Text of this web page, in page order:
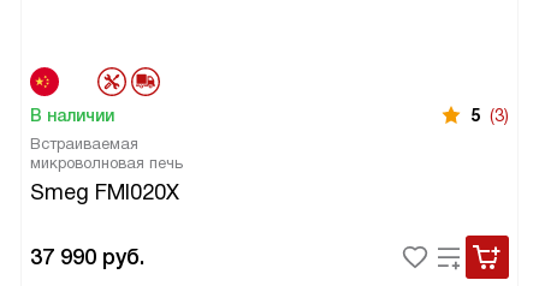
В наличии 5 (3)
Встраиваемая
микроволновая печь
Smeg FMI020X
37 990 руб.